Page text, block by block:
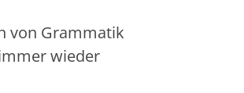
von Grammatik
wieder